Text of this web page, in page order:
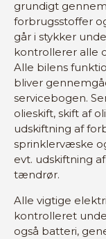
grundigt
forbrugsstoffer
går i stykker
kontrollerer alle
Alle bilens
bliver
servicebogen.
olieskift, skift af
udskiftning af
sprinklervæske
evt. udskiftning
tændrør.
Alle vigtige
kontrolleret
også batteri,